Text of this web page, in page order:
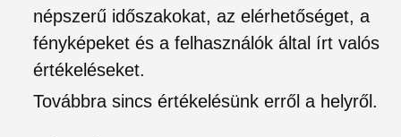
népszerű időszakokat, az elérhetőséget, a
fényképeket és a felhasználók által írt valós
értékeléseket.
Továbbra sincs értékelésünk erről a helyről.